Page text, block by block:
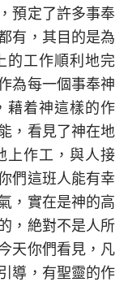
預定了許多事奉
有，其目的是為
的工作順利地完
為每一個事奉神
藉着神這樣的作
，看見了神在地
上作工，與人接
們這班人能有幸
，實在是神的高
，絶對不是人所
天你們看見，凡
導，有聖靈的作